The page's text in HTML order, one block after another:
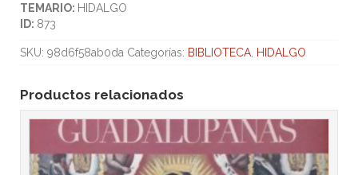
TEMARIO: HIDALGO
ID: 873
SKU: 98d6f58ab0da Categorías: BIBLIOTECA, HIDALGO
Productos relacionados